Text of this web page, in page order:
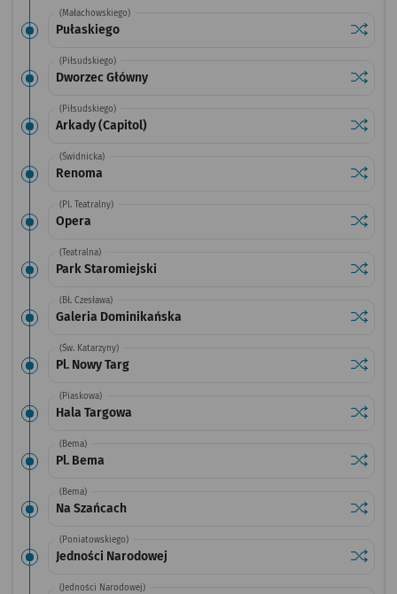
(Małachowskiego)
Pułaskiego
(Piłsudskiego)
Dworzec Główny
(Piłsudskiego)
Arkady (Capitol)
(Świdnicka)
Renoma
(Pl. Teatralny)
Opera
(Teatralna)
Park Staromiejski
(Bł. Czesława)
Galeria Dominikańska
(Św. Katarzyny)
Pl. Nowy Targ
(Piaskowa)
Hala Targowa
(Bema)
Pl. Bema
(Bema)
Na Szańcach
(Poniatowskiego)
Jedności Narodowej
(Jedności Narodowej)